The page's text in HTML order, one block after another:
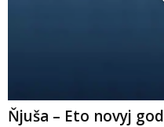
Ňjuša – Eto novyj god